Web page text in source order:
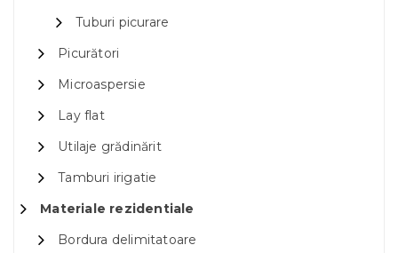
Tuburi picurare
Picurători
Microaspersie
Lay flat
Utilaje grădinărit
Tamburi irigatie
Materiale rezidentiale
Bordura delimitatoare